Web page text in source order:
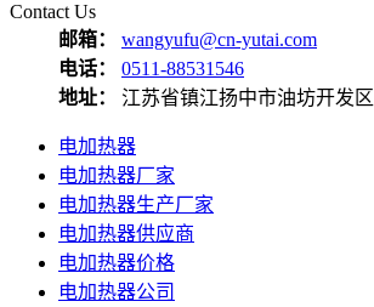
Contact Us
邮箱：
wangyufu@cn-yutai.com
电话：
0511-88531546
地址：
江苏省镇江扬中市油坊开发区
电加热器
电加热器厂家
电加热器生产厂家
电加热器供应商
电加热器价格
电加热器公司